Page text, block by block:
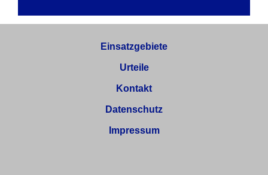
Einsatzgebiete
Urteile
Kontakt
Datenschutz
Impressum